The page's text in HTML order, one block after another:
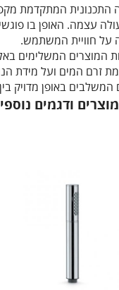
התכנונית המתקדמת
עצמה. האופן בו
חוויית המשתמש.
המוצרים המשלימים
זרם המים ועל מידת
המשלבים באופן מדויק
מוצרים ודגמים